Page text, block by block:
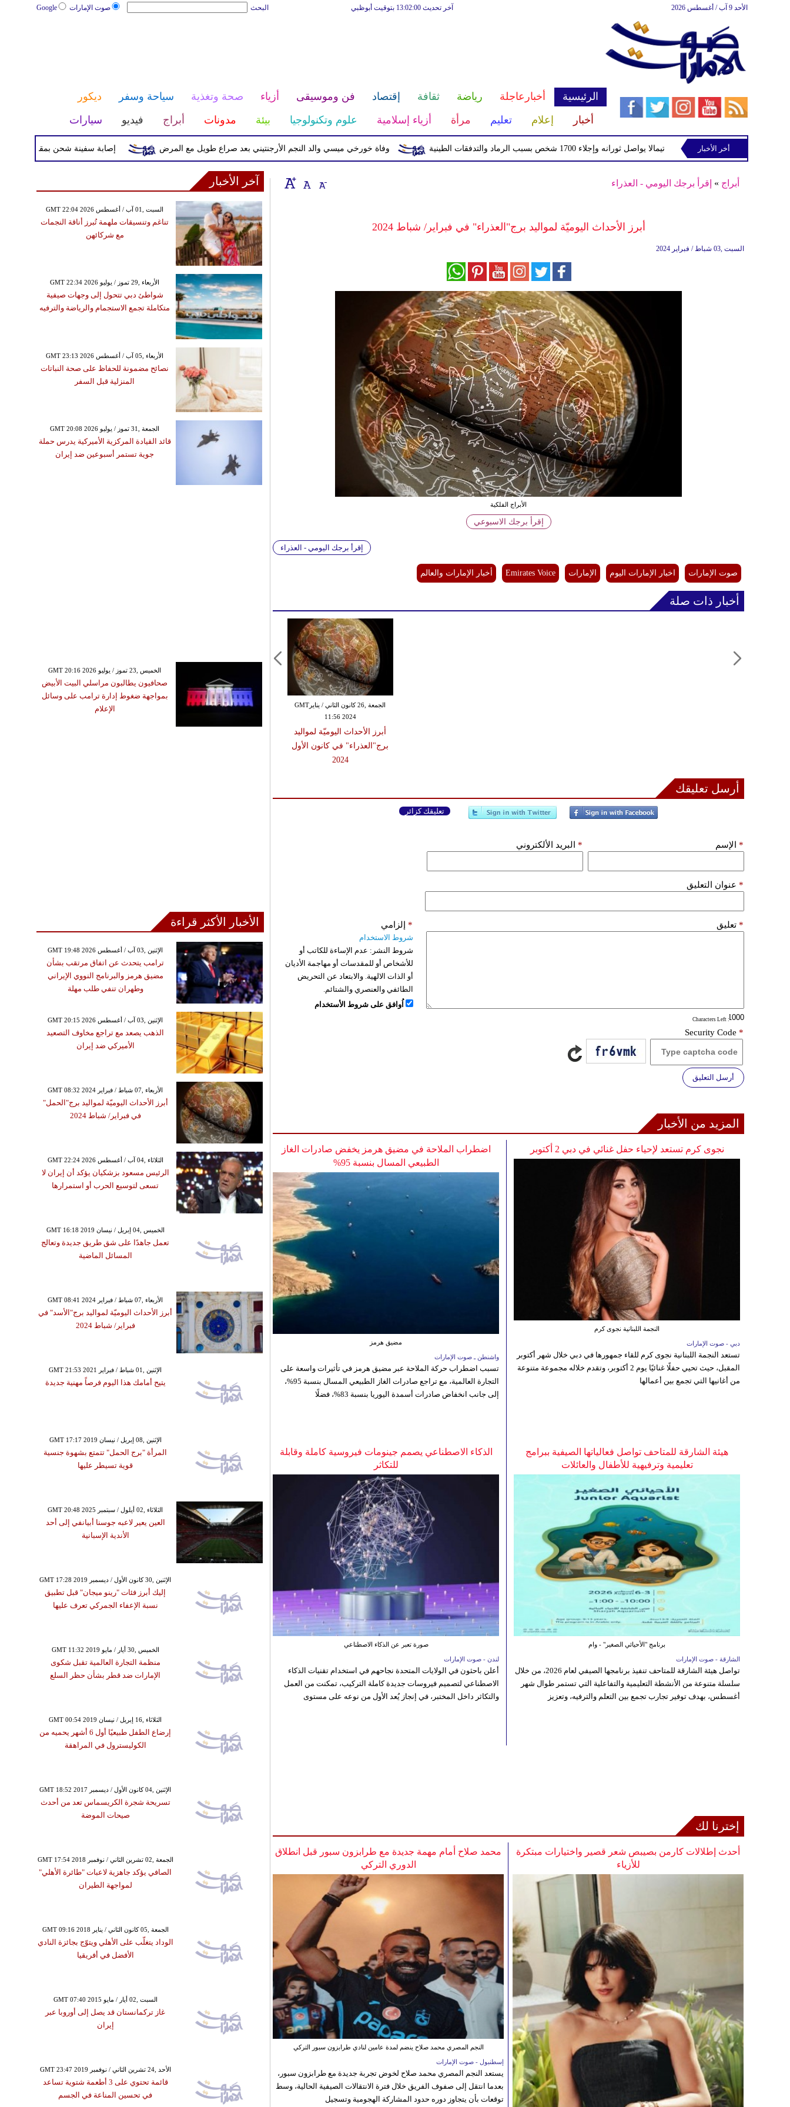
صوت الإمارات Google البحث آخر تحديث 13:02:00 بتوقيت أبوظبي الأحد 9 آب / أغسطس 2026
الرئيسية أخبارعاجلة رياضة ثقافة إقتصاد فن وموسيقى أزياء صحة وتغذية سياحة وسفر
ديكور
أخبار
إعلام تعليم مرأة أزياء إسلامية علوم وتكنولوجيا بيئة مدونات أبراج فيديو سيارات
إصابة سفينة شحن بمقذوف مجهول قرب وفاة خورخي ميسي والد النجم الأرجنتيني بعد صراع طويل مع المرض بركان فويجو في جواتيمالا يواصل ثورانه وإجلاء 1700 شخص بسبب الرماد والتدفقات الطينية
أخر الأخبار
أبراج » إقرأ برجك اليومي - العذراء
أبرز الأحداث اليوميّة لمواليد برج"العذراء" في فبراير/ شباط 2024
السبت ,03 شباط / فبراير 2024
الأبراج الفلكية
إقرأ برجك الاسبوعي
إقرأ برجك اليومي - العذراء
صوت الإمارات اخبار الإمارات اليوم الإمارات Emirates Voice أخبار الإمارات والعالم
أخبار ذات صلة
الجمعة ,26 كانون الثاني / ينايرGMT
11:56 2024
أبرز الأحداث اليوميّة لمواليد
برج"العذراء" في كانون الأول
2024
أرسل تعليقك
تعليقك كزائر
الإسم * البريد الألكتروني *
عنوان التعليق *
تعليق *
: Characters Left
إلزامي *
شروط الاستخدام
شروط النشر: عدم الإساءة للكاتب أو
للأشخاص أو للمقدسات أو مهاجمة الأديان
أو الذات الالهية. والابتعاد عن التحريض
الطائفي والعنصري والشتائم.
اُوافق على شروط الأستخدام
Security Code *
أرسل التعليق
المزيد من الأخبار
اضطراب الملاحة في مضيق هرمز يخفض صادرات الغاز
الطبيعي المسال بنسبة 95%
مضيق هرمز
واشنطن ـ صوت الإمارات
تسبب اضطراب حركة الملاحة عبر مضيق هرمز في تأثيرات واسعة على
التجارة العالمية، مع تراجع صادرات الغاز الطبيعي المسال بنسبة 95%،
إلى جانب انخفاض صادرات أسمدة اليوريا بنسبة 83%، فضلًا
نجوى كرم تستعد لإحياء حفل غنائي في دبي 2 أكتوبر
النجمة اللبنانية نجوى كرم
دبي - صوت الإمارات
تستعد النجمة اللبنانية نجوى كرم للقاء جمهورها في دبي خلال شهر أكتوبر
المقبل، حيث تحيي حفلًا غنائيًا يوم 2 أكتوبر، وتقدم خلاله مجموعة متنوعة
من أغانيها التي تجمع بين أعمالها
الذكاء الاصطناعي يصمم جينومات فيروسية كاملة وقابلة
للتكاثر
صورة تعبر عن الذكاء الاصطناعي
لندن - صوت الإمارات
أعلن باحثون في الولايات المتحدة نجاحهم في استخدام تقنيات الذكاء
الاصطناعي لتصميم فيروسات جديدة كاملة التركيب، تمكنت من العمل
والتكاثر داخل المختبر، في إنجاز يُعد الأول من نوعه على مستوى
هيئة الشارقة للمتاحف تواصل فعالياتها الصيفية ببرامج
تعليمية وترفيهية للأطفال والعائلات
برنامج "الأحيائي الصغير" - وام
الشارقة - صوت الإمارات
تواصل هيئة الشارقة للمتاحف تنفيذ برنامجها الصيفي لعام 2026، من خلال
سلسلة متنوعة من الأنشطة التعليمية والتفاعلية التي تستمر طوال شهر
أغسطس، بهدف توفير تجارب تجمع بين التعلم والترفيه، وتعزيز
إخترنا لك
محمد صلاح أمام مهمة جديدة مع طرابزون سبور قبل انطلاق
الدوري التركي
النجم المصري محمد صلاح ينضم لمدة عامين لنادي طرابزون سبور التركي
إسطنبول - صوت الإمارات
يستعد النجم المصري محمد صلاح لخوض تجربة جديدة مع طرابزون سبور،
بعدما انتقل إلى صفوف الفريق خلال فترة الانتقالات الصيفية الحالية، وسط
توقعات بأن يتجاوز دوره حدود المشاركة الهجومية وتسجيل
أحدث إطلالات كارمن بصيبص شعر قصير واختيارات مبتكرة
للأزياء
آخر الأخبار
GMT 22:04 2026 السبت ,01 آب / أغسطس
تناغم وتنسيقات ملهمة تُبرز أناقة النجمات
مع شركائهن
GMT 22:34 2026 الأربعاء ,29 تموز / يوليو
شواطئ دبي تتحول إلى وجهات صيفية
متكاملة تجمع الاستجمام والرياضة والترفيه
GMT 23:13 2026 الأربعاء ,05 آب / أغسطس
نصائح مضمونة للحفاظ على صحة النباتات
المنزلية قبل السفر
GMT 20:08 2026 الجمعة ,31 تموز / يوليو
قائد القيادة المركزية الأميركية يدرس حملة
جوية تستمر أسبوعين ضد إيران
GMT 20:16 2026 الخميس ,23 تموز / يوليو
صحافيون يطالبون مراسلي البيت الأبيض
بمواجهة ضغوط إدارة ترامب على وسائل
الإعلام
الأخبار الأكثر قراءة
GMT 19:48 2026 الإثنين ,03 آب / أغسطس
ترامب يتحدث عن اتفاق مرتقب بشأن
مضيق هرمز والبرنامج النووي الإيراني
وطهران تنفي طلب مهلة
GMT 20:15 2026 الإثنين ,03 آب / أغسطس
الذهب يصعد مع تراجع مخاوف التصعيد
الأميركي ضد إيران
GMT 08:32 2024 الأربعاء ,07 شباط / فبراير
أبرز الأحداث اليوميّة لمواليد برج"الحمل"
في فبراير/ شباط 2024
GMT 22:24 2026 الثلاثاء ,04 آب / أغسطس
الرئيس مسعود بزشكيان يؤكد أن إيران لا
تسعى لتوسيع الحرب أو استمرارها
GMT 16:18 2019 الخميس ,04 إبريل / نيسان
تعمل جاهدًا على شق طريق جديدة وتعالج
المسائل الماضية
GMT 08:41 2024 الأربعاء ,07 شباط / فبراير
أبرز الأحداث اليوميّة لمواليد برج"الأسد" في
فبراير/ شباط 2024
GMT 21:53 2021 الإثنين ,01 شباط / فبراير
يتيح أمامك هذا اليوم فرصاً مهنية جديدة
GMT 17:17 2019 الإثنين ,08 إبريل / نيسان
المرأة "برج الحمل" تتمتع بشهوة جنسية
قوية تسيطر عليها
GMT 20:48 2025 الثلاثاء ,02 أيلول / سبتمبر
العين يعير لاعبه جوسنا أبيانفي إلى أحد
الأندية الإسبانية
GMT 17:28 2019 الإثنين ,30 كانون الأول / ديسمبر
إليك أبرز فئات "رينو ميجان" قبل تطبيق
نسبة الإعفاء الجمركي تعرف عليها
GMT 11:32 2019 الخميس ,30 أيار / مايو
منظمة التجارة العالمية تقبل شكوى
الإمارات ضد قطر بشأن حظر السلع
GMT 00:54 2019 الثلاثاء ,16 إبريل / نيسان
إرضاع الطفل طبيعيًا أول 6 أشهر يحميه من
الكوليسترول في المراهقة
GMT 18:52 2017 الإثنين ,04 كانون الأول / ديسمبر
تسريحة شجرة الكريسماس تعد من أحدث
صيحات الموضة
GMT 17:54 2018 الجمعة ,02 تشرين الثاني / نوفمبر
الصافي يؤكد جاهزية لاعبات "طائرة الأهلي"
لمواجهة الطيران
GMT 09:16 2018 الجمعة ,05 كانون الثاني / يناير
الوداد يتغلّب على الأهلي ويتوّج بجائزة النادي
الأفضل في أفريقيا
GMT 07:40 2015 السبت ,02 أيار / مايو
غاز تركمانستان قد يصل إلى أوروبا عبر
إيران
GMT 23:47 2019 الأحد ,24 تشرين الثاني / نوفمبر
قائمة تحتوي على 3 أطعمة شتوية تساعد
في تحسين المناعة في الجسم